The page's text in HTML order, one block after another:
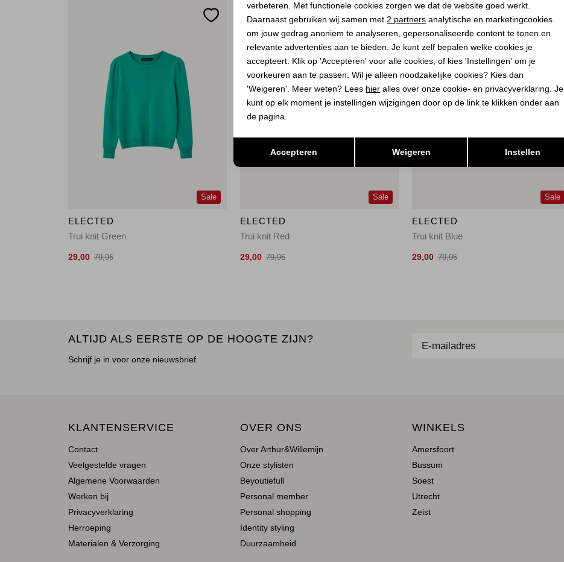
Sale
ELECTED
Trui knit Green
29,00 79,95
Sale
ELECTED
Trui knit Red
29,00 79,95
Sale
ELECTED
Trui knit Blue
29,00 79,95
ALTIJD ALS EERSTE OP DE HOOGTE ZIJN?
Schrijf je in voor onze nieuwsbrief.
KLANTENSERVICE
Contact
Veelgestelde vragen
Algemene Voorwaarden
Werken bij
Privacyverklaring
Herroeping
Materialen & Verzorging
OVER ONS
Over Arthur&Willemijn
Onze stylisten
Beyoutiefull
Personal member
Personal shopping
Identity styling
Duurzaamheid
WINKELS
Amersfoort
Bussum
Soest
Utrecht
Zeist
Analytische cookies Marketing cookies
verbeteren. Met functionele cookies zorgen we dat de website goed werkt.
Daarnaast gebruiken wij samen met 2 partners analytische en marketingcookies
om jouw gedrag anoniem te analyseren, gepersonaliseerde content te tonen en
relevante advertenties aan te bieden. Je kunt zelf bepalen welke cookies je
accepteert. Klik op 'Accepteren' voor alle cookies, of kies 'Instellingen' om je
voorkeuren aan te passen. Wil je alleen noodzakelijke cookies? Kies dan
'Weigeren'. Meer weten? Lees hier alles over onze cookie- en privacyverklaring. Je
kunt op elk moment je instellingen wijzigingen door op de link te klikken onder aan
de pagina.
Accepteren Weigeren Instellen